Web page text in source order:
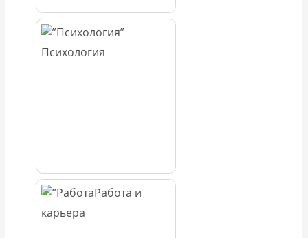
Психология
Работа и
карьера